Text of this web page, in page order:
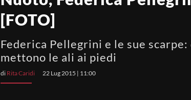
[FOTO]
Federica Pellegrini e le sue
mettono le ali ai piedi
di Rita Caridi 22 Lug 2015 | 11:00